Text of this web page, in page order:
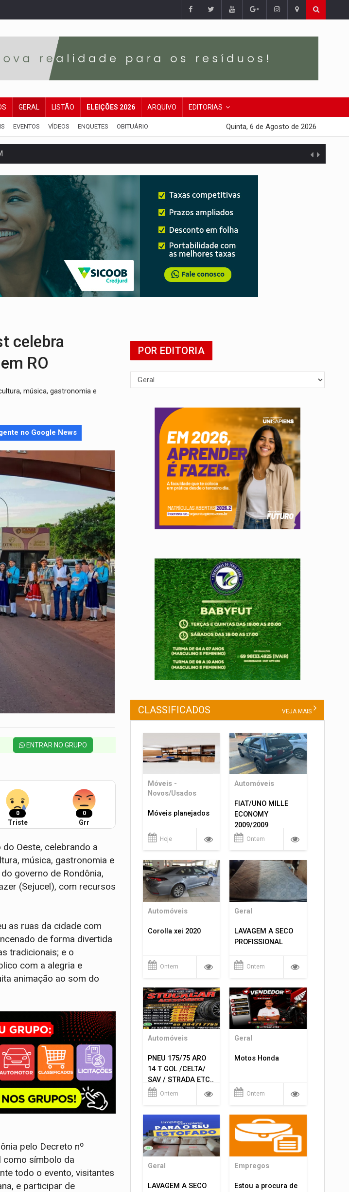
GERAL LISTÃO ELEIÇÕES 2026 ARQUIVO EDITORIAS
EVENTOS VÍDEOS ENQUETES OBITUÁRIO Quinta, 6 de Agosto de 2026
que iam para o Sudeste
após crime de tortur@
na capital
esportiva
em ovos
celebra
RO
música, gastronomia e
no Google News
ENTRAR NO GRUPO
0
Triste
0
Grr
Oeste, celebrando a
música, gastronomia e
governo de Rondônia,
(Sejucel), com recursos
as ruas da cidade com
de forma divertida
tradicionais; e o
com a alegria e
animação ao som do
pelo Decreto nº
como símbolo da
todo o evento, visitantes
e participar de
POR EDITORIA
CLASSIFICADOS VEJA MAIS
Móveis -
Novos/Usados
Móveis planejados
Hoje
Automóveis
FIAT/UNO MILLE
ECONOMY
2009/2009
Ontem
Automóveis
Corolla xei 2020
Ontem
Geral
LAVAGEM A SECO
PROFISSIONAL
Ontem
Automóveis
PNEU 175/75 ARO
14 T GOL /CELTA/
SAV / STRADA ETC..
R$ 219,99
Ontem
Geral
Motos Honda
Ontem
Geral
LAVAGEM A SECO
Empregos
Estou a procura de